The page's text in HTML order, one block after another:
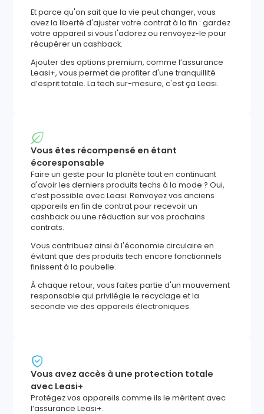
Et parce qu'on sait que la vie peut changer, vous
avez la liberté d'ajuster votre contrat à la fin : gardez
votre appareil si vous l'adorez ou renvoyez-le pour
récupérer un cashback.
Ajouter des options premium, comme l’assurance
Leasi+, vous permet de profiter d'une tranquillité
d’esprit totale. La tech sur-mesure, c'est ça Leasi.
Vous êtes récompensé en étant
écoresponsable
Faire un geste pour la planète tout en continuant
d'avoir les derniers produits techs à la mode ? Oui,
c’est possible avec Leasi. Renvoyez vos anciens
appareils en fin de contrat pour recevoir un
cashback ou une réduction sur vos prochains
contrats.
Vous contribuez ainsi à l'économie circulaire en
évitant que des produits tech encore fonctionnels
finissent à la poubelle.
À chaque retour, vous faites partie d'un mouvement
responsable qui privilégie le recyclage et la
seconde vie des appareils électroniques.
Vous avez accès à une protection totale
avec Leasi+
Protégez vos appareils comme ils le méritent avec
l’assurance Leasi+.